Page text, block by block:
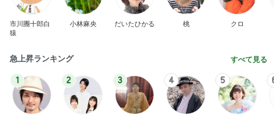
市川團十郎白
猿
小林麻央 だいたひかる 桃 クロ
急上昇ランキング すべて見る
1 2 3 4 5